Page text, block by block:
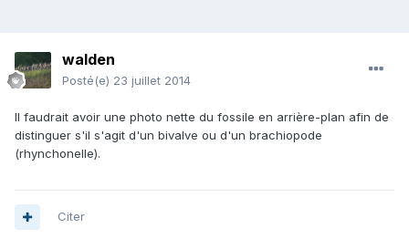
walden
Posté(e) 23 juillet 2014
Il faudrait avoir une photo nette du fossile en arrière-plan afin de
distinguer s'il s'agit d'un bivalve ou d'un brachiopode
(rhynchonelle).
Citer